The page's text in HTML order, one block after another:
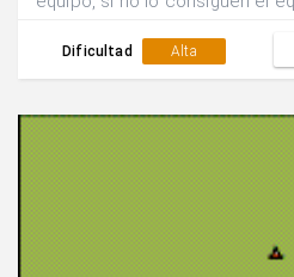
Dificultad Alta